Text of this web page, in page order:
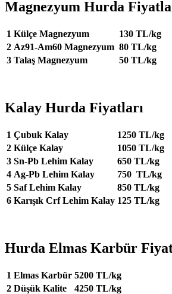
Magnezyum Hurda
1 Külçe Magnezyum
130 TL/kg
2 Az91-Am60 Magnezyum 80 TL/kg
3 Talaş Magnezyum 50 TL/kg
Kalay Hurda Fiyatları
1 Çubuk Kalay
1250 TL/kg
2 Külçe Kalay
1050 TL/kg
3 Sn-Pb Lehim Kalay
650 TL/kg
4 Ag-Pb Lehim Kalay
750 TL/kg
5 Saf Lehim Kalay
850 TL/kg
6 Karışık Crf Lehim Kalay 125 TL/kg
Hurda Elmas Karbür
1 Elmas Karbür 5200 TL/kg
2 Düşük Kalite
4250 TL/kg